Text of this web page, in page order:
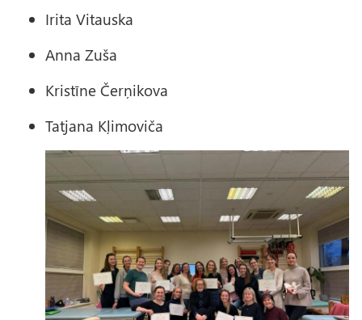
Irita Vitauska
Anna Zuša
Kristīne Čerņikova
Tatjana Kļimoviča
t
ē
l
s